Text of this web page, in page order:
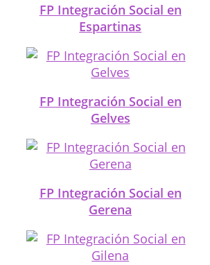
FP Integración Social en
Espartinas
FP Integración Social en
Gelves
FP Integración Social en
Gerena